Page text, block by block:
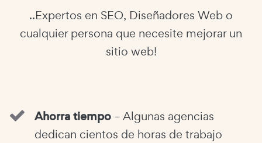
..Expertos en SEO, Diseñadores Web o
cualquier persona que necesite mejorar un
sitio web!
Ahorra tiempo – Algunas agencias
dedican cientos de horas de trabajo